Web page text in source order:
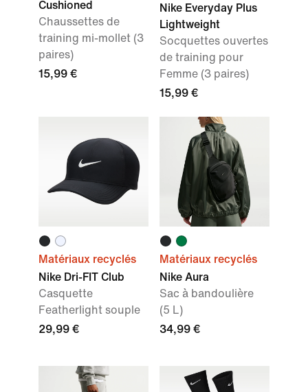
Cushioned
Chaussettes de
training mi-mollet (3
paires)
15,99 €
Nike Everyday Plus
Lightweight
Socquettes ouvertes
de training pour
Femme (3 paires)
15,99 €
Matériaux recyclés
Nike Dri-FIT Club
Casquette
Featherlight souple
29,99 €
Matériaux recyclés
Nike Aura
Sac à bandoulière
(5 L)
34,99 €